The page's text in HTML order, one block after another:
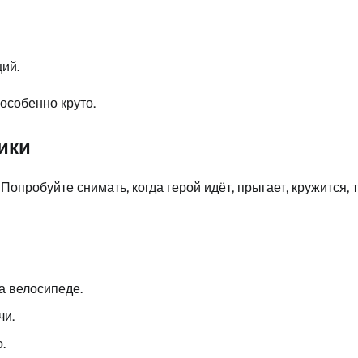
круто.
снимать, когда герой идёт, прыгает,
велосипеде.